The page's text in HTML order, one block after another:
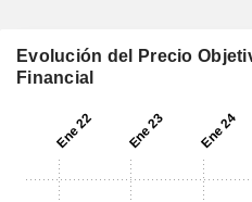
Evolución del Precio
Financial